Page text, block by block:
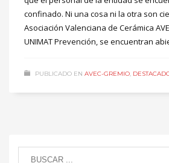
confinado. Ni una cosa ni la otra son
Asociación Valenciana de Cerámica
UNIMAT Prevención, se encuentran
PUBLICADO EN AVEC-GREMIO,